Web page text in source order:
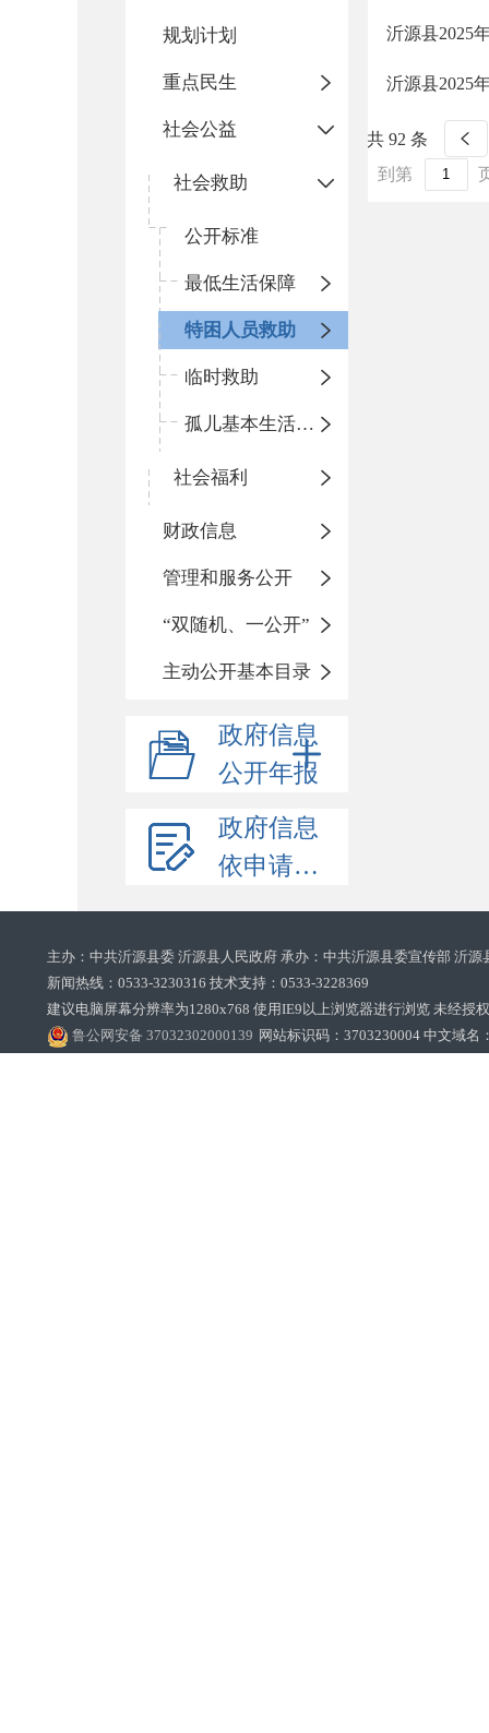
规划计划
重点民生
社会公益
社会救助
公开标准
最低生活保障
特困人员救助
临时救助
孤儿基本生活保障
社会福利
财政信息
管理和服务公开
“双随机、一公开”
主动公开基本目录
政府信息
公开年报
政府信息
依申请公开
沂源县2025
沂源县2025
共 92 条
到第
主办：中共沂源县委 沂源县人民政府 承办：中共沂源县委宣传部 沂
新闻热线：0533-3230316 技术支持：0533-3228369‌‌
建议电脑屏幕分辨率为1280x768 使用IE9以上浏览器进行浏览 未经授
鲁公网安备 37032302000139 网站标识码：3703230004 中文域名